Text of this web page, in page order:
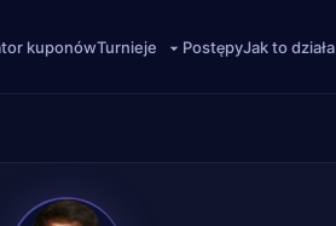
kuponówTurnieje PostępyJak to działa